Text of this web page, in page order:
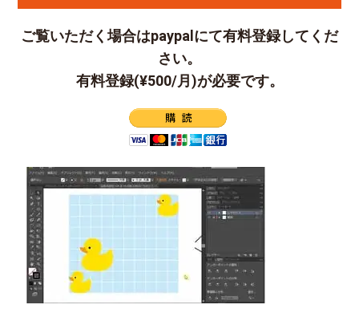
ご覧いただく場合はpaypalにて有料登録してくだ
さい。
有料登録(¥500/月)が必要です。